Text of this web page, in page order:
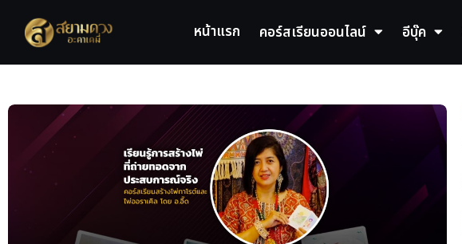
หน้าแรก คอร์สเรียนออนไลน์ อีบุ๊ค